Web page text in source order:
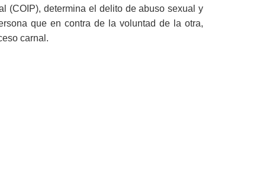
(COIP), determina el delito de abuso sexual y
que en contra de la voluntad de la otra,
carnal.